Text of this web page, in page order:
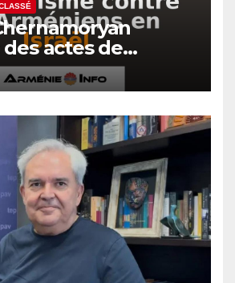
actes de
contre les
en Israël